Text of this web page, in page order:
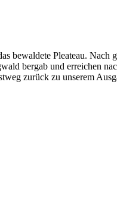
bewaldete Pleateau. Nach
bergab und erreichen
zurück zu unserem